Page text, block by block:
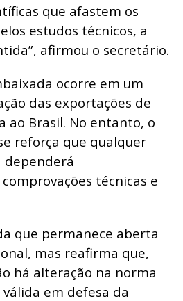
que afastem os
estudos técnicos, a
afirmou o secretário.
ocorre em um
das exportações de
ao Brasil. No entanto, o
reforça que qualquer
dependerá
técnicas e
que permanece aberta
mas reafirma que,
há alteração na norma
em defesa da